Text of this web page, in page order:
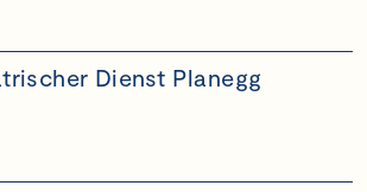
Dienst Planegg